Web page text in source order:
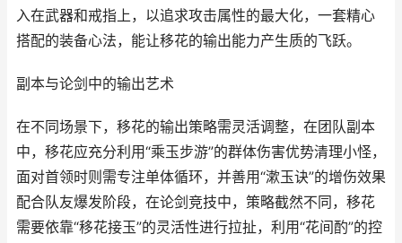
入在武器和戒指上，以追求攻击属性的最大化，一套精心
搭配的装备心法，能让移花的输出能力产生质的飞跃。
副本与论剑中的输出艺术
在不同场景下，移花的输出策略需灵活调整，在团队副本
中，移花应充分利用“乘玉步游”的群体伤害优势清理小怪，
面对首领时则需专注单体循环，并善用“漱玉诀”的增伤效果
配合队友爆发阶段，在论剑竞技中，策略截然不同，移花
需要依靠“移花接玉”的灵活性进行拉扯，利用“花间酌”的控